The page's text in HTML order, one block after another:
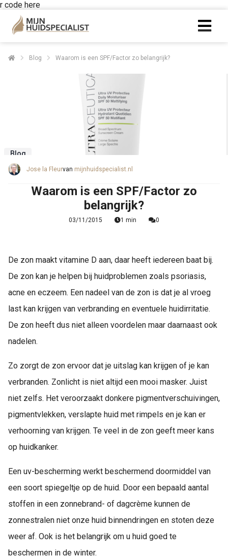
r code here
Blog Waarom is een SPF/Factor zo belangrijk?
Blog
Jose la Fleurvan mijnhuidspecialist.nl
Waarom is een SPF/Factor zo
belangrijk?
03/11/2015 1 min 0
De zon maakt vitamine D aan, daar heeft iedereen baat bij.
De zon kan je helpen bij huidproblemen zoals psoriasis,
acne en eczeem. Een nadeel van de zon is dat je al vroeg
last kan krijgen van verbranding en eventuele huidirritatie.
De zon heeft dus niet alleen voordelen maar daarnaast ook
nadelen.
Zo zorgt de zon ervoor dat je uitslag kan krijgen of je kan
verbranden. Zonlicht is niet altijd een mooi masker. Juist
niet zelfs. Het veroorzaakt donkere pigmentverschuivingen,
pigmentvlekken, verslapte huid met rimpels en je kan er
verhoorning van krijgen. Te veel in de zon geeft meer kans
op huidkanker.
Een uv-bescherming werkt beschermend doormiddel van
een soort spiegeltje op de huid. Door een bepaald aantal
stoffen in een zonnebrand- of dagcrème kunnen de
zonnestralen niet onze huid binnendringen en stoten deze
weer af. Ook is het belangrijk om u huid goed te
beschermen in de winter.
te
worden
te
van
op
te
Hierdoor
website-
van